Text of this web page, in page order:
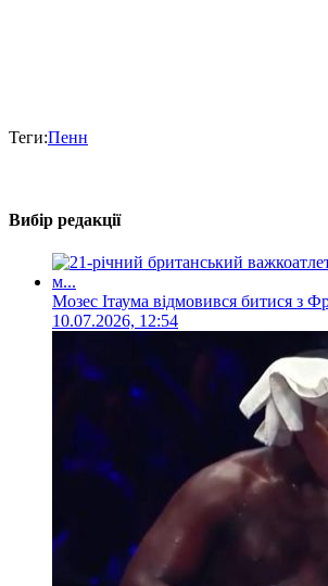
Теги:Пенн
Вибір редакції
Мозес Ітаума відмовився битися з
10.07.2026, 12:54